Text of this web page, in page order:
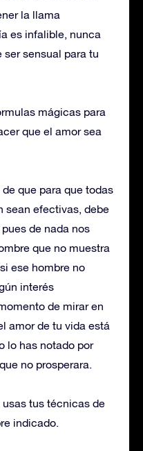
la llama
es infalible, nunca
ser sensual para tu
mágicas para
que el amor sea
que para que todas
sean efectivas, debe
de nada nos
que no muestra
ese hombre no
interés
de mirar en
amor de tu vida está
lo has notado por
no prosperara.
tus técnicas de
indicado.